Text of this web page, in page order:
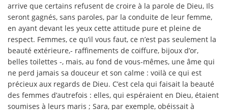
arrive que certains refusent de croire à la parole de Dieu, Ils
seront gagnés, sans paroles, par la conduite de leur femme,
en ayant devant les yeux cette attitude pure et pleine de
respect. Femmes, ce qu’il vous faut, ce n’est pas seulement la
beauté extérieure,- raffinements de coiffure, bijoux d’or,
belles toilettes -, mais, au fond de vous-mêmes, une âme qui
ne perd jamais sa douceur et son calme : voilà ce qui est
précieux aux regards de Dieu. C’est cela qui faisait la beauté
des femmes d’autrefois : elles, qui espéraient en Dieu, étaient
soumises à leurs maris ; Sara, par exemple, obéissait à